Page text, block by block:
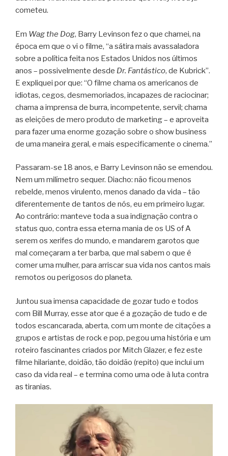
cometeu.
Em Wag the Dog, Barry Levinson fez o que chamei, na
época em que o vi o filme, “a sátira mais avassaladora
sobre a política feita nos Estados Unidos nos últimos
anos – possivelmente desde Dr. Fantástico, de Kubrick”.
E expliquei por que: “O filme chama os americanos de
idiotas, cegos, desmemoriados, incapazes de raciocinar;
chama a imprensa de burra, incompetente, servil; chama
as eleições de mero produto de marketing – e aproveita
para fazer uma enorme gozação sobre o show business
de uma maneira geral, e mais especificamente o cinema.”
Passaram-se 18 anos, e Barry Levinson não se emendou.
Nem um milímetro sequer. Diacho: não ficou menos
rebelde, menos virulento, menos danado da vida – tão
diferentemente de tantos de nós, eu em primeiro lugar.
Ao contrário: manteve toda a sua indignação contra o
status quo, contra essa eterna mania de os US of A
serem os xerifes do mundo, e mandarem garotos que
mal começaram a ter barba, que mal sabem o que é
comer uma mulher, para arriscar sua vida nos cantos mais
remotos ou perigosos do planeta.
Juntou sua imensa capacidade de gozar tudo e todos
com Bill Murray, esse ator que é a gozação de tudo e de
todos escancarada, aberta, com um monte de citações a
grupos e artistas de rock e pop, pegou uma história e um
roteiro fascinantes criados por Mitch Glazer, e fez este
filme hilariante, doidão, tão doidão (repito) que inclui um
caso da vida real – e termina como uma ode à luta contra
as tiranias.